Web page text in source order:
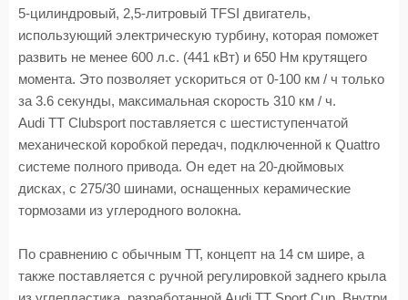
5-цилиндровый, 2,5-литровый TFSI двигатель,
использующий электрическую турбину, которая поможет
развить не менее 600 л.с. (441 кВт) и 650 Нм крутящего
момента. Это позволяет ускориться от 0-100 км / ч только
за 3.6 секунды, максимальная скорость 310 км / ч.
Audi TT Clubsport поставляется с шестиступенчатой
механической коробкой передач, подключенной к Quattro
системе полного привода. Он едет на 20-дюймовых
дисках, с 275/30 шинами, оснащенных керамические
тормозами из углеродного волокна.
По сравнению с обычным ТТ, концепт на 14 см шире, а
также поставляется с ручной регулировкой заднего крыла